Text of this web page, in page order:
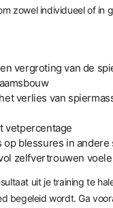
zowel individueel of in
vergroting van de
verlies van
vetpercentage
op blessures in
zelfvertrouwen
uit je training te
begeleid wordt. Ga